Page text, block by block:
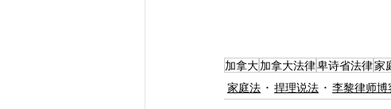
加拿大加拿大法律卑诗省法律家
家庭法
捍理说法 李黎律师博